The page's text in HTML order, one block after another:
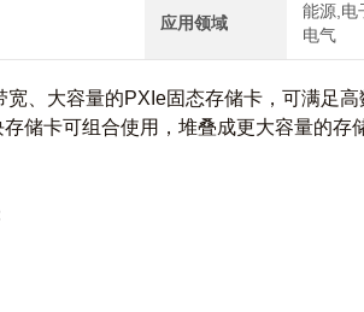
应用领域
能源,电
电气
宽、大容量的PXIe固态存储卡，可满足
储卡可组合使用，堆叠成更大容量的存